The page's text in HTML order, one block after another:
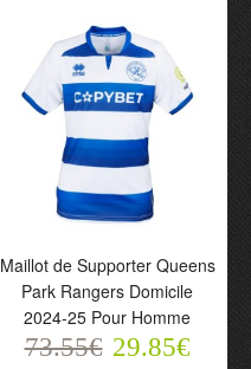
Maillot de Supporter
Queens Park Rangers
Maillot de Supporter Queens
Park Rangers Domicile
2024-25 Pour Homme
73.55€ 29.85€